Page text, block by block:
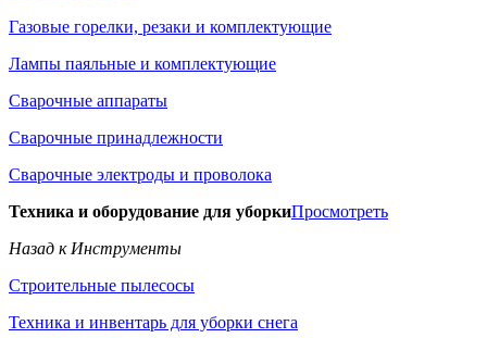
Газовые горелки, резаки и комплектующие
Лампы паяльные и комплектующие
Сварочные аппараты
Сварочные принадлежности
Сварочные электроды и проволока
Техника и оборудование для уборкиПросмотреть
Назад к Инструменты
Строительные пылесосы
Техника и инвентарь для уборки снега